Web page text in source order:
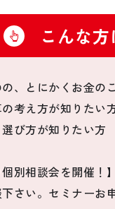
こんな
、とにかくお金の
考え方が知りたい
び方が知りたい方
別相談会を開催！】
さい。セミナーお